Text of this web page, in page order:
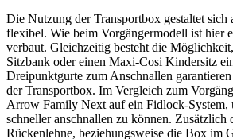
Die Nutzung der Transportbox gestaltet sich
flexibel. Wie beim Vorgängermodell ist hier
verbaut. Gleichzeitig besteht die
Sitzbank oder einen Maxi-Cosi Kindersitz
Dreipunktgurte zum Anschnallen garantieren
der Transportbox. Im Vergleich zum
Arrow Family Next auf ein Fidlock-System,
schneller anschnallen zu können. Zusätzlich
Rückenlehne, beziehungsweise die Box im